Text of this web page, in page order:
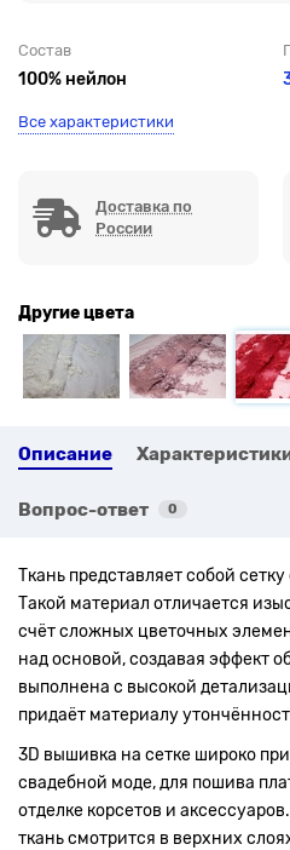
Состав
100% нейлон
Все характеристики
Доставка по
России
Другие цвета
Описание
Вопрос-ответ 0
Ткань представляет собой
Такой материал отличается
счёт сложных цветочных
над основой, создавая эффект
выполнена с высокой
придаёт материалу
3D вышивка на сетке широко
свадебной моде, для пошива
отделке корсетов и
ткань смотрится в верхних